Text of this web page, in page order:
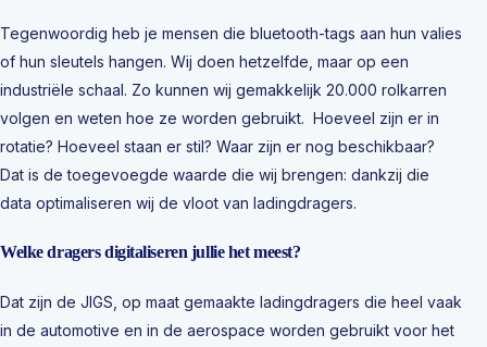
Tegenwoordig heb je mensen die bluetooth-tags aan hun valies
of hun sleutels hangen. Wij doen hetzelfde, maar op een
industriële schaal. Zo kunnen wij gemakkelijk 20.000 rolkarren
volgen en weten hoe ze worden gebruikt. Hoeveel zijn er in
rotatie? Hoeveel staan er stil? Waar zijn er nog beschikbaar?
Dat is de toegevoegde waarde die wij brengen: dankzij die
data optimaliseren wij de vloot van ladingdragers.
Welke dragers digitaliseren jullie het meest?
Dat zijn de JIGS, op maat gemaakte ladingdragers die heel vaak
in de automotive en in de aerospace worden gebruikt voor het